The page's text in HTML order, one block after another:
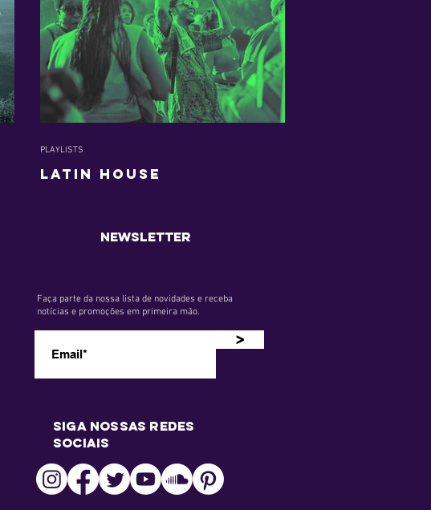
Latin House
PLAYLISTS
newsletter
Faça parte da nossa lista de novidades e receba
notícias e promoções em primeira mão.
>
siga nossas redes
sociais